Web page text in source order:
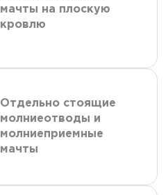
мачты на плоскую
кровлю
Отдельно стоящие
молниеотводы и
молниеприемные
мачты